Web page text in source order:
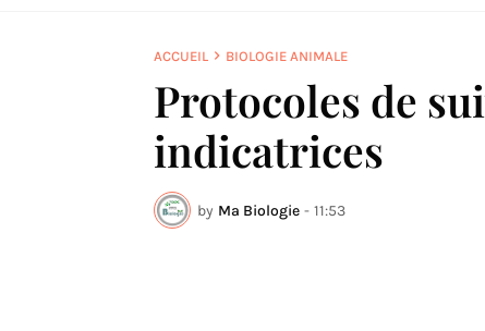
ACCUEIL BIOLOGIE ANIMALE
Protocoles de
indicatrices
by Ma Biologie - 11:53